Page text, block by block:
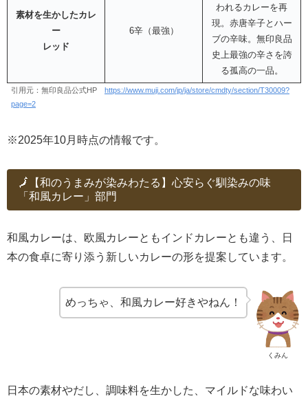
素材を生かしたカレ
ー
レッド
6辛（最強）
われるカレーを再
現。赤唐辛子とハー
ブの辛味。無印良品
史上最強の辛さを誇
る孤高の一品。
引用元：無印良品公式HP https://www.muji.com/jp/ja/store/cmdty/section/T30009?
page=2
※2025年10月時点の情報です。
🗾【和のうまみが染みわたる】心安らぐ馴染みの味
「和風カレー」部門
和風カレーは、欧風カレーともインドカレーとも違う、日
本の食卓に寄り添う新しいカレーの形を提案しています。
くみん
めっちゃ、和風カレー好きやねん！
日本の素材やだし、調味料を生かした、マイルドな味わい